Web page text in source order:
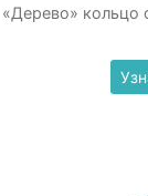
«Дерево» кольцо